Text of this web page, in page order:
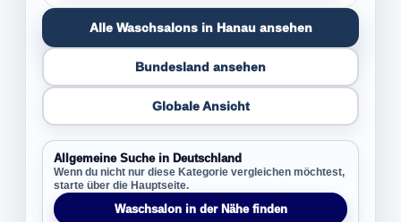
Alle Waschsalons in Hanau ansehen
Bundesland ansehen
Globale Ansicht
Allgemeine Suche in Deutschland
Wenn du nicht nur diese Kategorie vergleichen möchtest,
starte über die Hauptseite.
Waschsalon in der Nähe finden